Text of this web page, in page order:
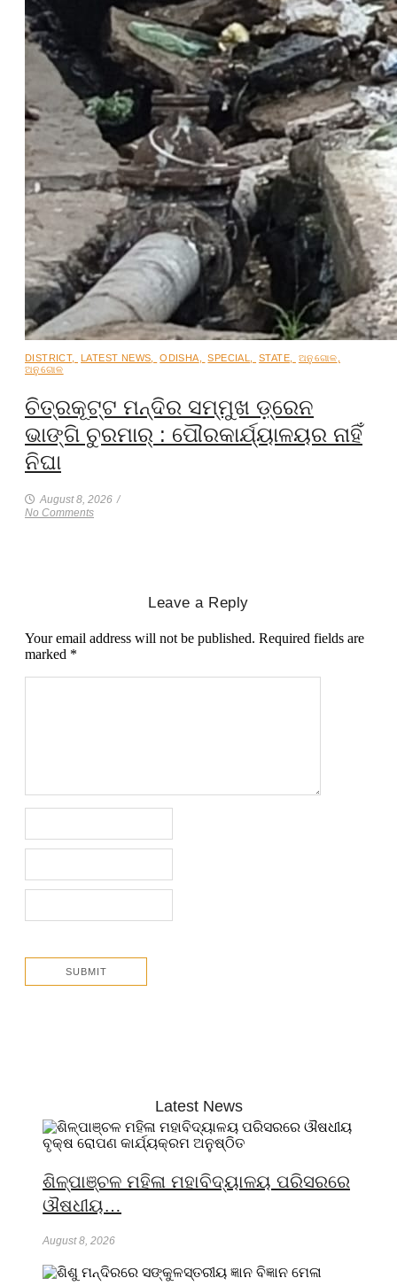
DISTRICT, LATEST NEWS ODISHA SPECIAL STATE ଅନୁଗୋଳ
ଅନୁଗୋଳ
ଚିତ୍ରକୂଟ୍ଟ ମନ୍ଦିର ସମ୍ମୁଖ ଡ଼୍ରେନ
ଭାଙ୍ଗି ଚୁରମାର୍ : ପୌରକାର୍ଯ୍ୟାଳୟର ନାହିଁ
ନିଘା
August 8, 2026 /
No Comments
Leave a Reply
Your email address will not be published. Required fields are
marked *
Latest News
ଶିଳ୍ପାଞ୍ଚଳ ମହିଳା ମହାବିଦ୍ୟାଳୟ ପରିସରରେ
ଔଷଧୀୟ…
August 8, 2026